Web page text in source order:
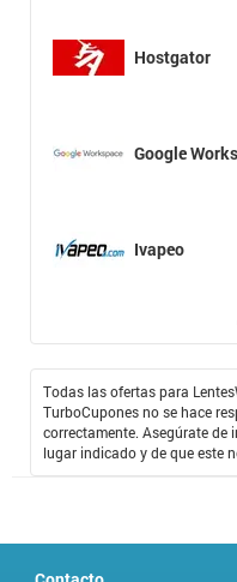
Hostgator
Google
Ivapeo
Todas las ofertas para
TurboCupones no se hace
correctamente. Asegúrate de
lugar indicado y de que este